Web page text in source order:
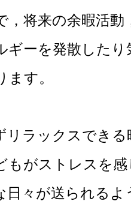
，将来の余暇活
ギーを発散した
す。
ラックスできる
もがストレスを
日々が送られる